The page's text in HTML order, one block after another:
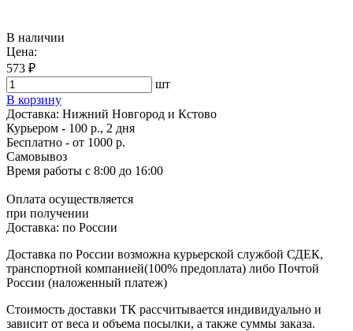
В наличии
Цена:
573 ₽
шт
В корзину
Доставка: Нижний Новгород и Кстово
Курьером - 100 р., 2 дня
Бесплатно - от 1000 р.
Самовывоз
Время работы с 8:00 до 16:00
Оплата осуществляется
при получении
Доставка: по России
Доставка по России возможна курьерской службой СДЕК,
транспортной компанией(100% предоплата) либо Почтой
России (наложенный платеж)
Стоимость доставки ТК рассчитывается индивидуально и
зависит от веса и объема посылки, а также суммы заказа.